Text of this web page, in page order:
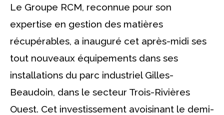
Le Groupe RCM, reconnue pour son
expertise en gestion des matières
récupérables, a inauguré cet après-midi ses
tout nouveaux équipements dans ses
installations du parc industriel Gilles-
Beaudoin, dans le secteur Trois-Rivières
Ouest. Cet investissement avoisinant le demi-